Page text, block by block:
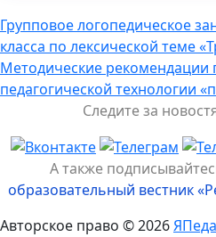
Навигация
по
записям
Групповое логопедическое
класса по лексической теме
Методические рекомендации
педагогической технологии
Следите за
А также
образовательный вестник
Авторское право © 2026